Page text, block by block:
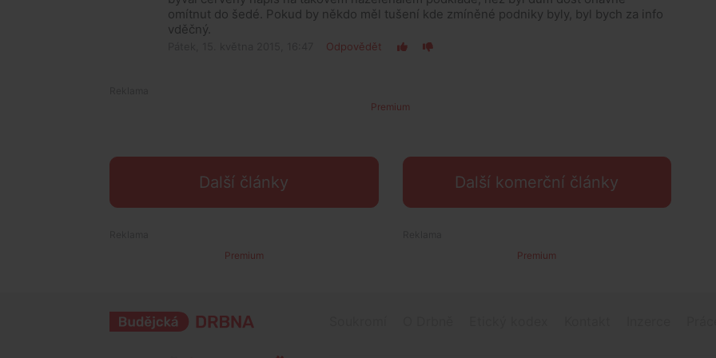
omítnut do šedé. Pokud by někdo měl tušení kde zmíněné podniky byly, byl bych za info
vděčný.
Odpovědět
Premium
Další články Další komerční články
Premium Premium